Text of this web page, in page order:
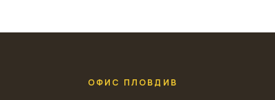
ОФИС ПЛОВДИВ